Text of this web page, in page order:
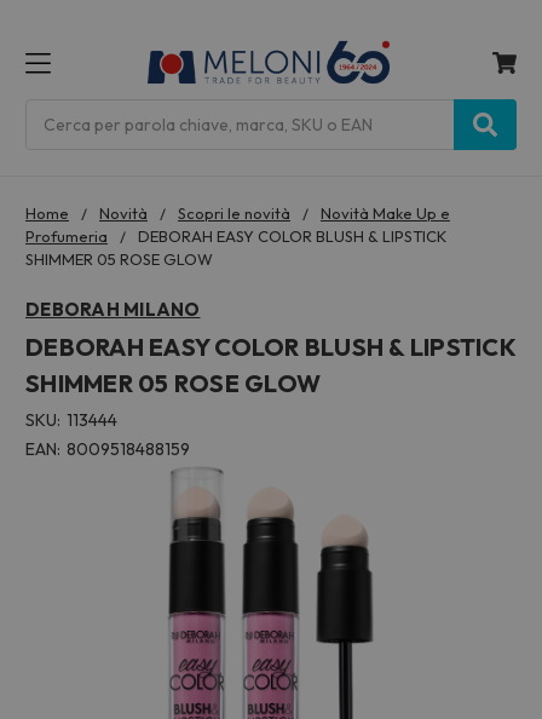
Home Novità Scopri le novità
Novità Make Up e
Profumeria
DEBORAH EASY COLOR BLUSH & LIPSTICK
SHIMMER 05 ROSE GLOW
DEBORAH MILANO
DEBORAH EASY COLOR BLUSH & LIPSTICK
SHIMMER 05 ROSE GLOW
SKU: 113444
EAN: 8009518488159